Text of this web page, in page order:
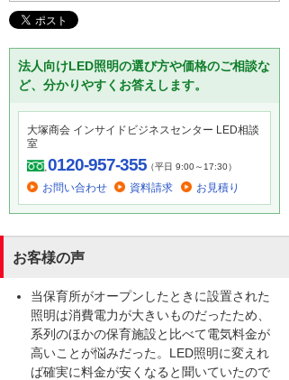
法人向けLED照明の選び方や価格のご相談な
ど、分かりやすくお答えします。
大塚商会 インサイドビジネスセンター LED相談
室
0120-957-355（平日 9:00～17:30）
お問い合わせ 資料請求 お見積り
お客様の声
当保育所がオープンしたときに設置された
照明は消費電力が大きいものだったため、
系列のほかの保育施設と比べて電気料金が
高いことが悩みだった。LED照明に変えれ
ば確実に料金が安くなると聞いていたので